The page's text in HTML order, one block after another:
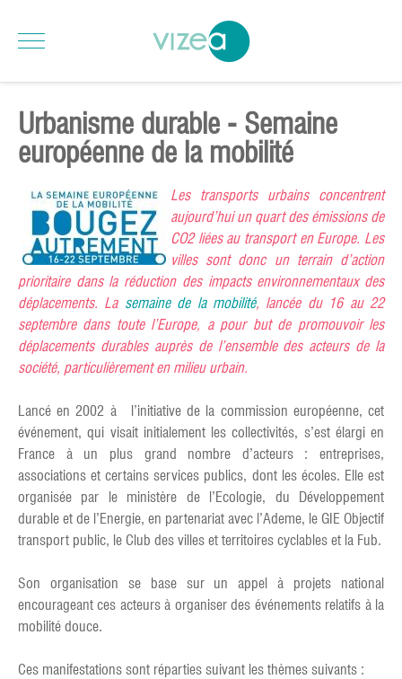
Urbanisme durable - Semaine
européenne de la mobilité
Les transports urbains concentrent
aujourd’hui un quart des émissions de
CO2 liées au transport en Europe. Les
villes sont donc un terrain d’action
prioritaire dans la réduction des impacts environnementaux des
déplacements. La semaine de la mobilité, lancée du 16 au 22
septembre dans toute l’Europe, a pour but de promouvoir les
déplacements durables auprès de l’ensemble des acteurs de la
société, particulièrement en milieu urbain.
Lancé en 2002 à l’initiative de la commission européenne, cet
événement, qui visait initialement les collectivités, s’est élargi en
France à un plus grand nombre d’acteurs : entreprises,
associations et certains services publics, dont les écoles. Elle est
organisée par le ministère de l’Ecologie, du Développement
durable et de l’Energie, en partenariat avec l’Ademe, le GIE Objectif
transport public, le Club des villes et territoires cyclables et la Fub.
Son organisation se base sur un appel à projets national
encourageant ces acteurs à organiser des événements relatifs à la
mobilité douce.
Ces manifestations sont réparties suivant les thèmes suivants :